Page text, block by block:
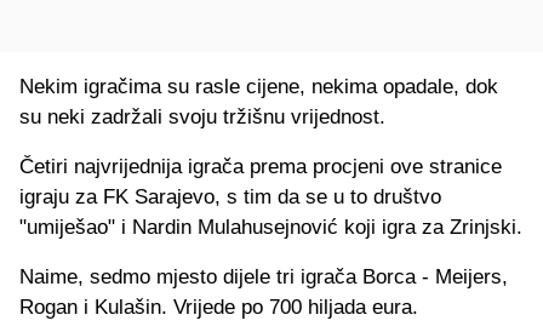
Nekim igračima su rasle cijene, nekima opadale, dok
su neki zadržali svoju tržišnu vrijednost.
Četiri najvrijednija igrača prema procjeni ove stranice
igraju za FK Sarajevo, s tim da se u to društvo
"umiješao" i Nardin Mulahusejnović koji igra za Zrinjski.
Naime, sedmo mjesto dijele tri igrača Borca - Meijers,
Rogan i Kulašin. Vrijede po 700 hiljada eura.